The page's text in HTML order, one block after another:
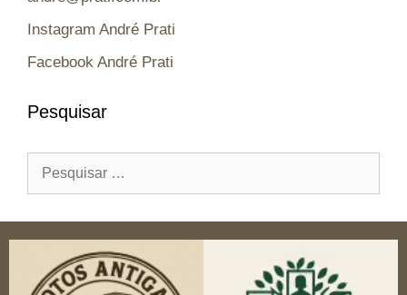
Instagram André Prati
Facebook André Prati
Pesquisar
por: